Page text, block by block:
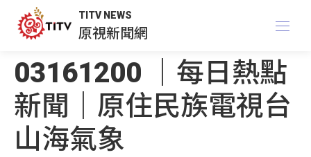
TITV NEWS
原視新聞網
03161200 ｜每日熱點
新聞｜原住民族電視台
山海氣象